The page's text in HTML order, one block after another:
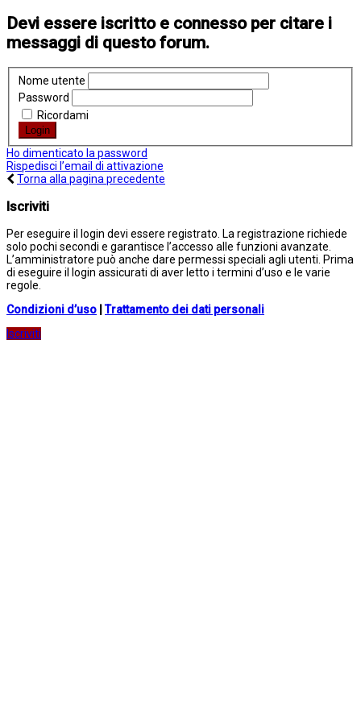
Devi essere iscritto e connesso per citare i
messaggi di questo forum.
Nome utente
Password
Ricordami
Ho dimenticato la password
Rispedisci l’email di attivazione
Torna alla pagina precedente
Iscriviti
Per eseguire il login devi essere registrato. La registrazione richiede
solo pochi secondi e garantisce l’accesso alle funzioni avanzate.
L’amministratore può anche dare permessi speciali agli utenti. Prima
di eseguire il login assicurati di aver letto i termini d’uso e le varie
regole.
Condizioni d’uso |Trattamento dei dati personali
Iscriviti